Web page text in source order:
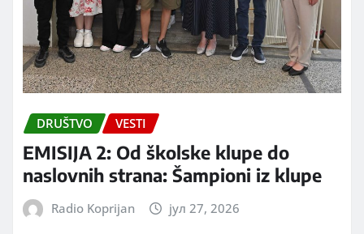
DRUŠTVO VESTI
EMISIJA 2: Od školske klupe do
naslovnih strana: Šampioni iz klupe
Radio Koprijan јул 27, 2026